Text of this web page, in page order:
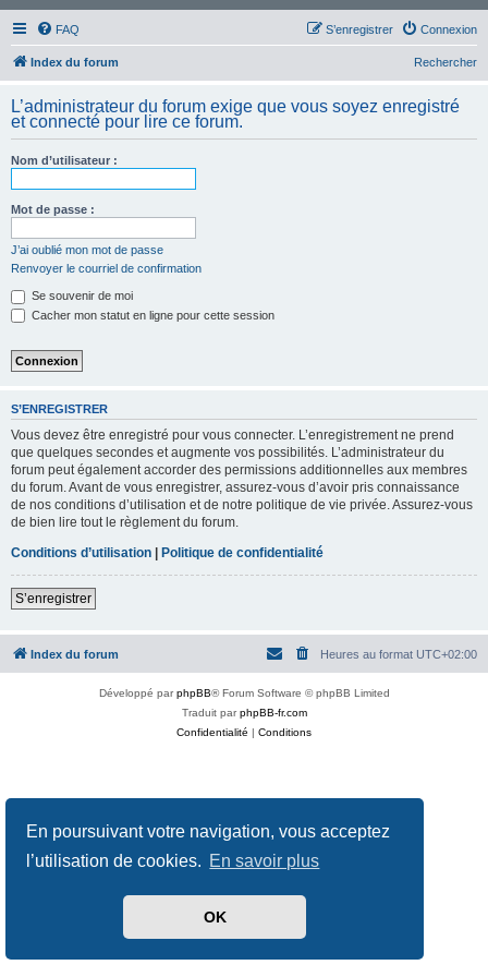
En poursuivant votre navigation, vous acceptez
l’utilisation de cookies. En savoir plus
OK
FAQ Connexion
S’enregistrer
Index du forum Rechercher
L’administrateur du forum exige que vous soyez enregistré
et connecté pour lire ce forum.
Nom d’utilisateur :
Mot de passe :
J’ai oublié mon mot de passe
Renvoyer le courriel de confirmation
Se souvenir de moi
Cacher mon statut en ligne pour cette session
S’ENREGISTRER
Vous devez être enregistré pour vous connecter. L’enregistrement ne prend
que quelques secondes et augmente vos possibilités. L’administrateur du
forum peut également accorder des permissions additionnelles aux membres
du forum. Avant de vous enregistrer, assurez-vous d’avoir pris connaissance
de nos conditions d’utilisation et de notre politique de vie privée. Assurez-vous
de bien lire tout le règlement du forum.
Conditions d’utilisation | Politique de confidentialité
S’enregistrer
Index du forum Heures au format UTC+02:00
Développé parphpBB® Forum Software © phpBB Limited
Traduit parphpBB-fr.com
Confidentialité | Conditions